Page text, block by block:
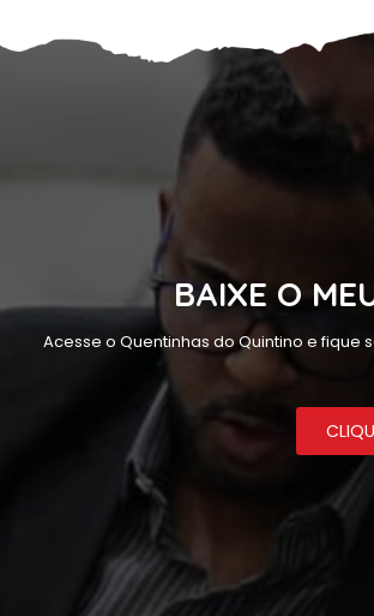
BAIXE O
Acesse o Quentinhas do Quintino e